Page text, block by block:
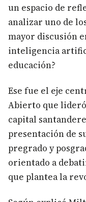
un espacio de
analizar uno de
mayor discusión
inteligencia
educación?
Ese fue el eje
Abierto que
capital
presentación de
pregrado y
orientado a
que plantea la